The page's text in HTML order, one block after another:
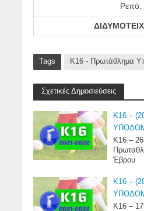
Ρεπό:
Tags Κ16 - Πρωτάθλημα
Σχετικές Δημοσιεύσεις
K16 –
Κ16 –
Έβρου
K16 –
Κ16 –